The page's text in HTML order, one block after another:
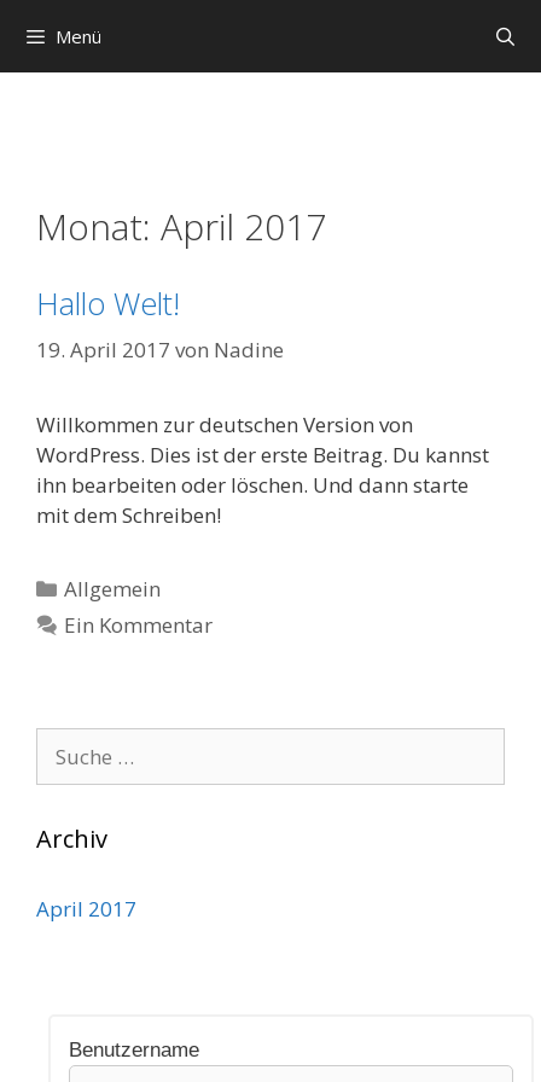
Inhalt
springen
Menü
Monat: April 2017
Hallo Welt!
19. April 2017 von Nadine
Willkommen zur deutschen Version von
WordPress. Dies ist der erste Beitrag. Du kannst
ihn bearbeiten oder löschen. Und dann starte
mit dem Schreiben!
Kategorien
Allgemein
Ein Kommentar
nach:
Archiv
April 2017
Benutzername